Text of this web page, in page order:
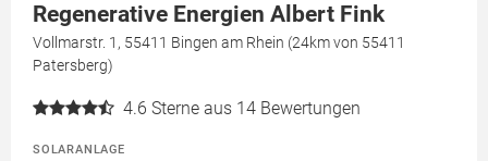
Regenerative Energien Albert Fink
Vollmarstr. 1, 55411 Bingen am Rhein (24km von 55411
Patersberg)
4.6 Sterne aus 14 Bewertungen
SOLARANLAGE